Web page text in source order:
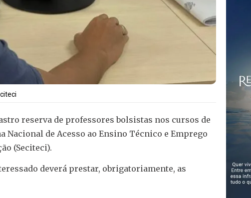
reserva de professores bolsistas nos cursos de
Nacional de Acesso ao Ensino Técnico e Emprego
(Seciteci).
deverá prestar, obrigatoriamente, as